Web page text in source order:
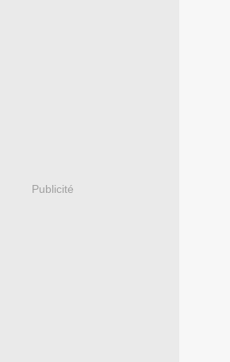
Publicité